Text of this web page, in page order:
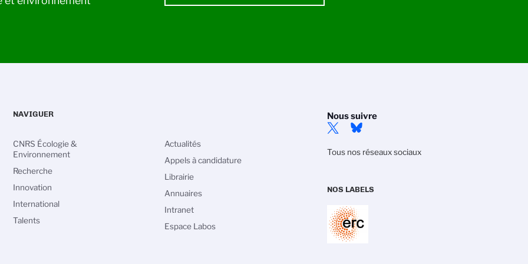
Nous suivre
Tous nos réseaux sociaux
NOS LABELS
NAVIGUER
CNRS Écologie &
Environnement
Recherche
Innovation
International
Talents
Actualités
Appels à candidature
Librairie
Annuaires
Intranet
Espace Labos